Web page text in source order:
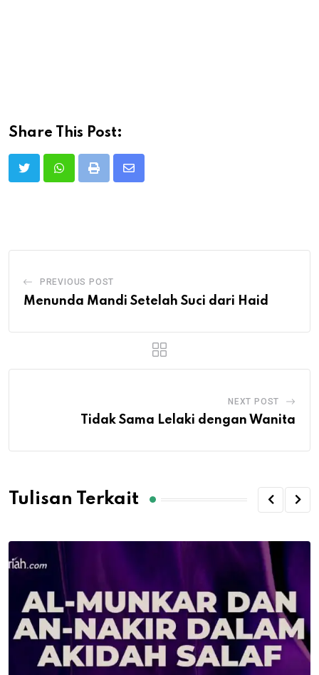
Share This Post:
Print
Share
PREVIOUS POST
Menunda Mandi Setelah Suci dari Haid
NEXT POST
Tidak Sama Lelaki dengan Wanita
Tulisan Terkait